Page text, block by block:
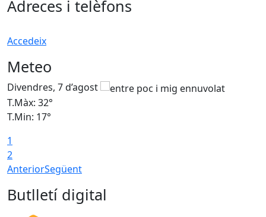
Adreces i telèfons
Accedeix
Meteo
Divendres, 7 d’agost
T.Màx: 32°
T.Min: 17°
1
2
AnteriorSegüent
Butlletí digital